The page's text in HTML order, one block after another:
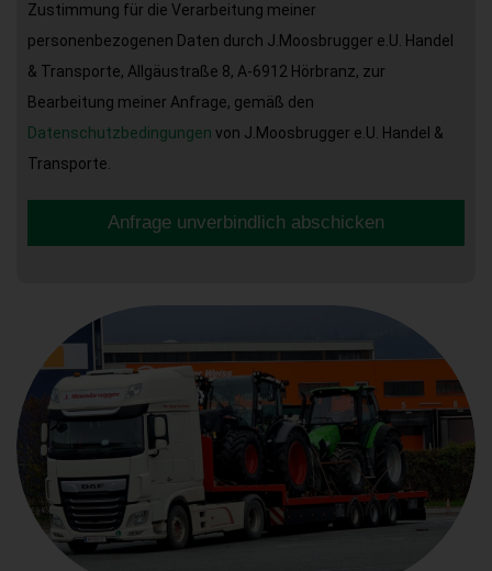
Zustimmung für die Verarbeitung meiner
personenbezogenen Daten durch J.Moosbrugger e.U. Handel
& Transporte, Allgäustraße 8, A-6912 Hörbranz, zur
Bearbeitung meiner Anfrage, gemäß den
Datenschutzbedingungen von J.Moosbrugger e.U. Handel &
Transporte.
Anfrage unverbindlich abschicken